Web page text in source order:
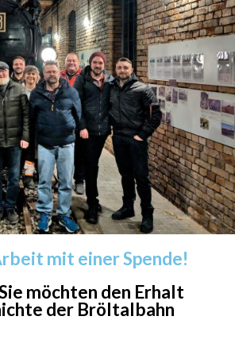
mit einer Spende!
möchten den Erhalt
der Bröltalbahn